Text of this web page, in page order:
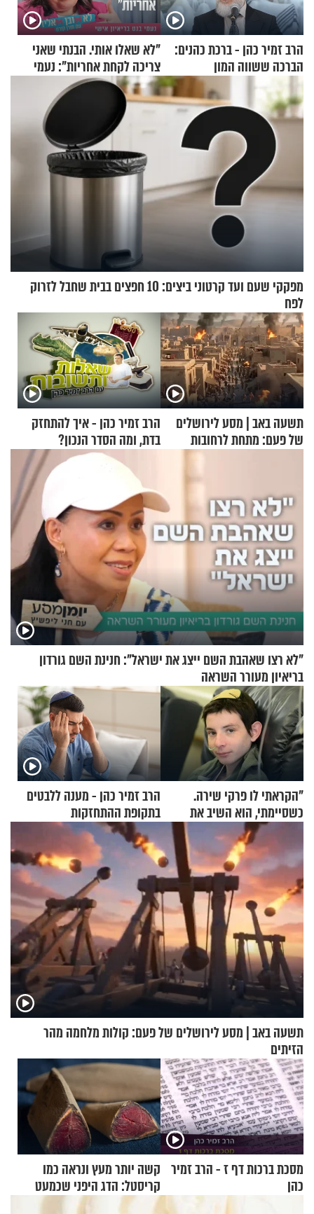
הרב זמיר כהן - ברכת כהנים:
הברכה ששווה המון
"לא שאלו אותי. הבנתי שאני
צריכה לקחת אחריות": נעמי
בנט בריאיון אישי
מפקקי שעם ועד קרטוני ביצים: 10 חפצים בבית שחבל לזרוק
לפח
תשעה באב | מסע לירושלים
של פעם: מתחת לרחובות
הרב זמיר כהן - איך להתחזק
בדת, ומה הסדר הנכון?
"לא רצו שאהבת השם ייצג את ישראל": חנינת השם גורדון
בריאיון מעורר השראה
"הקראתי לו פרקי שירה.
כשסיימתי, הוא השיב את
נשמתו לבורא"
הרב זמיר כהן - מענה ללבטים
בתקופת ההתחזקות
תשעה באב | מסע לירושלים של פעם: קולות מלחמה מהר
הזיתים
מסכת ברכות דף ז - הרב זמיר
כהן
קשה יותר מעץ ונראה כמו
קריסטל: הדג היפני שכמעט
בלתי אפשרי לחתוך